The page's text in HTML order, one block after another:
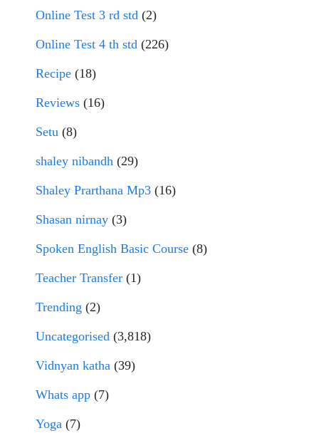
Online Test 3 rd std (2)
Online Test 4 th std (226)
Recipe (18)
Reviews (16)
Setu (8)
shaley nibandh (29)
Shaley Prarthana Mp3 (16)
Shasan nirnay (3)
Spoken English Basic Course (8)
Teacher Transfer (1)
Trending (2)
Uncategorised (3,818)
Vidnyan katha (39)
Whats app (7)
Yoga (7)